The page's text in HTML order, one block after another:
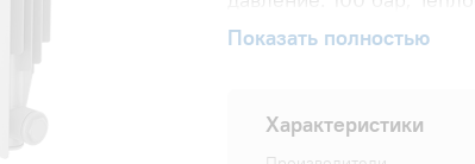
Δt 60: 2040 Вт;
Горизонтальное ; Вид
подключения: Боковое
Показать полностью
Характеристики